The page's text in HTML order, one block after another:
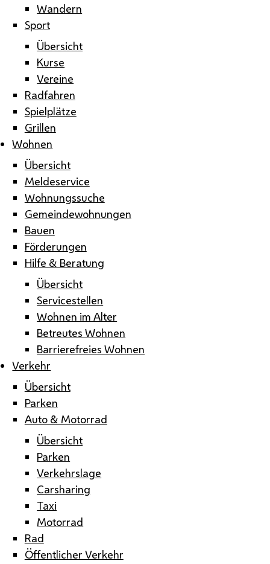
Wandern
Sport
Übersicht
Kurse
Vereine
Radfahren
Spielplätze
Grillen
Wohnen
Übersicht
Meldeservice
Wohnungssuche
Gemeindewohnungen
Bauen
Förderungen
Hilfe & Beratung
Übersicht
Servicestellen
Wohnen im Alter
Betreutes Wohnen
Barrierefreies Wohnen
Verkehr
Übersicht
Parken
Auto & Motorrad
Übersicht
Parken
Verkehrslage
Carsharing
Taxi
Motorrad
Rad
Öffentlicher Verkehr